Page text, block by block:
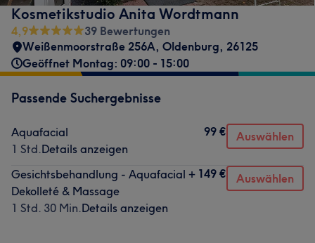
Kosmetikstudio Anita Wordtmann
4,9
39 Bewertungen
Weißenmoorstraße 256A, Oldenburg, 26125
Geöffnet Montag: 09:00 - 15:00
Passende Suchergebnisse
Aquafacial
1 Std.Details anzeigen
99 € Auswählen
Gesichtsbehandlung - Aquafacial +
Dekolleté & Massage
1 Std. 30 Min.Details anzeigen
149 € Auswählen